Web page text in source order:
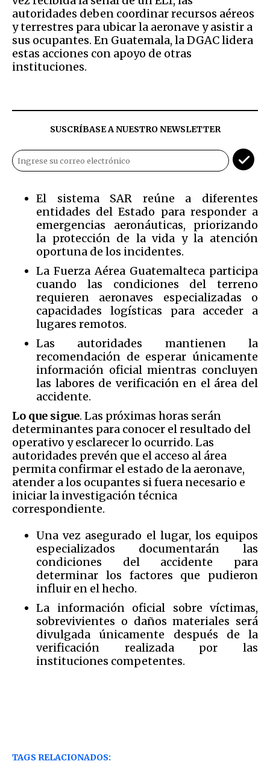
autoridades deben coordinar recursos aéreos
y terrestres para ubicar la aeronave y asistir a
sus ocupantes. En Guatemala, la DGAC lidera
estas acciones con apoyo de otras
instituciones.
SUSCRÍBASE A NUESTRO NEWSLETTER
El sistema SAR reúne a diferentes
entidades del Estado para responder a
emergencias aeronáuticas, priorizando
la protección de la vida y la atención
oportuna de los incidentes.
La Fuerza Aérea Guatemalteca participa
cuando las condiciones del terreno
requieren aeronaves especializadas o
capacidades logísticas para acceder a
lugares remotos.
Las autoridades mantienen la
recomendación de esperar únicamente
información oficial mientras concluyen
las labores de verificación en el área del
accidente.
Lo que sigue. Las próximas horas serán
determinantes para conocer el resultado del
operativo y esclarecer lo ocurrido. Las
autoridades prevén que el acceso al área
permita confirmar el estado de la aeronave,
atender a los ocupantes si fuera necesario e
iniciar la investigación técnica
correspondiente.
Una vez asegurado el lugar, los equipos
especializados documentarán las
condiciones del accidente para
determinar los factores que pudieron
influir en el hecho.
La información oficial sobre víctimas,
sobrevivientes o daños materiales será
divulgada únicamente después de la
verificación realizada por las
instituciones competentes.
TAGS RELACIONADOS: